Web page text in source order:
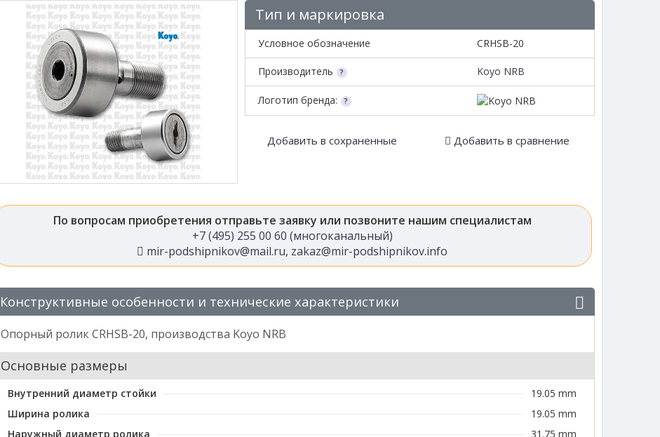
Тип и маркировка
Условное обозначение CRHSB-20
Производитель Koyo NRB
Логотип бренда:
Добавить в сохраненные Добавить в сравнение
По вопросам приобретения отправьте заявку или позвоните нашим специалистам
+7 (495) 255 00 60 (многоканальный)
mir-podshipnikov@mail.ru, zakaz@mir-podshipnikov.info
Конструктивные особенности и технические характеристики
Опорный ролик CRHSB-20, производства Koyo NRB
Основные размеры
Внутренний диаметр стойки
19.05 mm
Ширина ролика
19.05 mm
Наружный диаметр ролика
31.75 mm